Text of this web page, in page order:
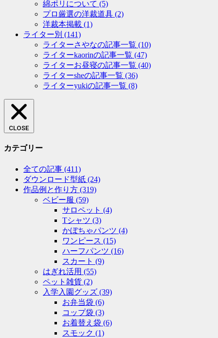
綿ポリについて (5)
プロ厳選の洋裁道具 (2)
洋裁本掲載 (1)
ライター別 (141)
ライターさやなの記事一覧 (10)
ライターkaorinの記事一覧 (47)
ライターお昼寝の記事一覧 (40)
ライターsheの記事一覧 (36)
ライターyukiの記事一覧 (8)
CLOSE
カテゴリー
全ての記事 (411)
ダウンロード型紙 (24)
作品例と作り方 (319)
ベビー服 (59)
サロペット (4)
Tシャツ (3)
かぼちゃパンツ (4)
ワンピース (15)
ハーフパンツ (16)
スカート (9)
はぎれ活用 (55)
ペット雑貨 (2)
入学入園グッズ (39)
お弁当袋 (6)
コップ袋 (3)
お着替え袋 (6)
スモック (1)